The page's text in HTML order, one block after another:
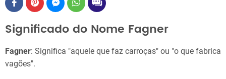
Significado do Nome Fagner
Fagner: Significa "aquele que faz carroças" ou "o que fabrica
vagões".